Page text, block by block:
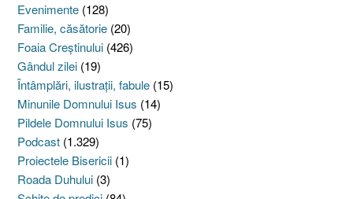
Evenimente (128)
Familie, căsătorie (20)
Foaia Creştinului (426)
Gândul zilei (19)
Întâmplări, ilustraţii, fabule (15)
Minunile Domnului Isus (14)
Pildele Domnului Isus (75)
Podcast (1.329)
Proiectele Bisericii (1)
Roada Duhului (3)